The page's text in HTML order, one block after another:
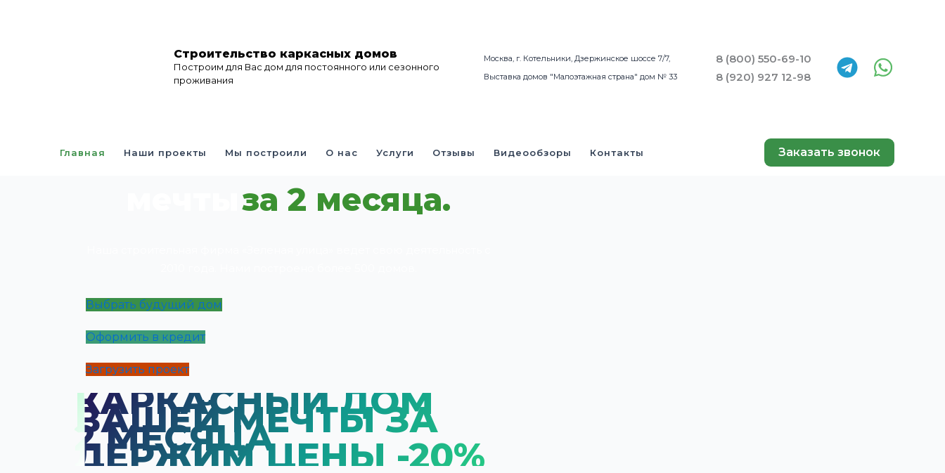
Строительство каркасных домов
Построим для Вас дом для постоянного или сезонного
проживания
Москва, г. Котельники, Дзержинское шоссе 7/7,
Выставка домов "Малоэтажная страна" дом № 33
8 (800) 550-69-10
8 (920) 927 12-98
Главная Наши проекты Мы построили О нас Услуги Отзывы Видеообзоры Контакты Заказать звонок
Построим дом Вашей
за 2 месяца.
Выбрать будущий дом
Оформить в кредит
Загрузить проект
КАРКАСНЫЙ ДОМ
ВАШЕЙ МЕЧТЫ ЗА
2 МЕСЯЦА
ДЕРЖИМ ЦЕНЫ -20%